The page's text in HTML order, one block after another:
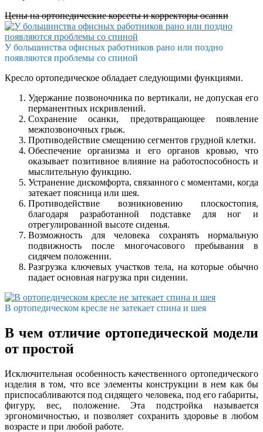
Цены на ортопедические корсеты и корректоры осанки
У большинства офисных работников рано или поздно
появляются проблемы со спиной
Кресло ортопедическое обладает следующими функциями.
Удержание позвоночника по вертикали, не допуская его
перманентных искривлений.
Сохранение осанки, предотвращающее появление
межпозвоночных грыж.
Противодействие смещению сегментов грудной клетки.
Обеспечение организма и его органов кровью, что
оказывает позитивное влияние на работоспособность и
мыслительную функцию.
Устранение дискомфорта, связанного с моментами, когда
затекает поясница или шея.
Противодействие возникновению плоскостопия,
благодаря разработанной подставке для ног и
отрегулированной высоте сиденья.
Возможность для человека сохранять нормальную
подвижность после многочасового пребывания в
сидячем положении.
Разгрузка ключевых участков тела, на которые обычно
падает основная нагрузка при сидении.
В ортопедическом кресле не затекает спина и шея
В чем отличие ортопедической модели
от простой
Исключительная особенность качественного ортопедического
изделия в том, что все элементы конструкции в нем как бы
приспосабливаются под сидящего человека, под его габариты,
фигуру, вес, положение. Эта подстройка называется
эргономичностью, и позволяет сохранить здоровье в любом
возрасте и при любой работе.